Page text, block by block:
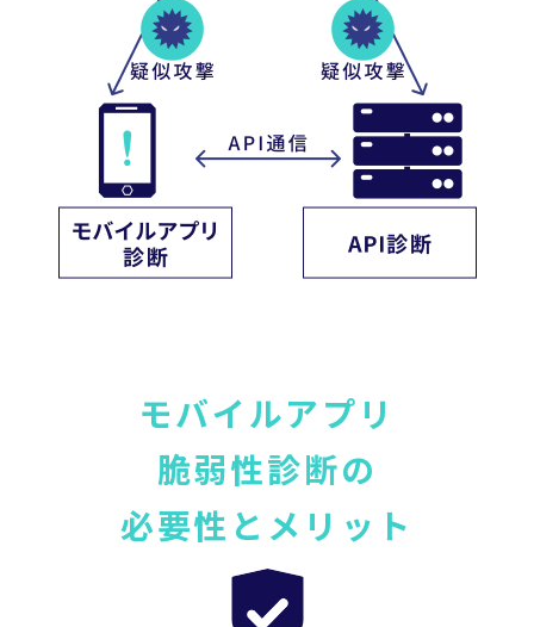
モバイルアプリ
脆弱性診断の
必要性とメリット